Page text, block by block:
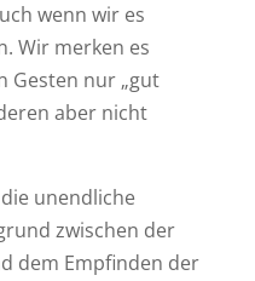
wenn wir es
Wir merken es
Gesten nur „gut
aber nicht
unendliche
zwischen der
dem Empfinden der